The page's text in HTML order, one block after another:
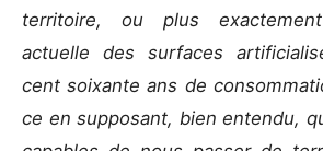
territoire, ou plus
actuelle des surfaces
cent soixante ans de
ce en supposant, bien entendu,